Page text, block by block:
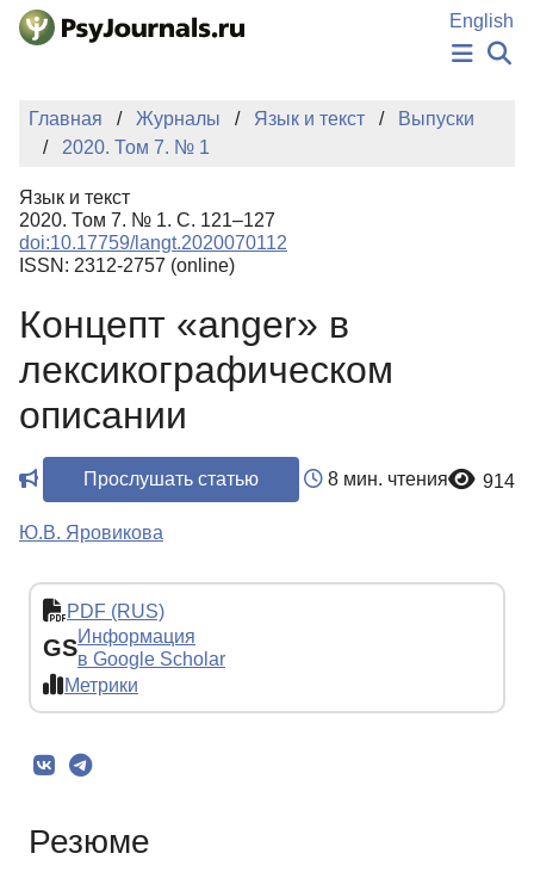
Перейти к основному содержанию
English
НОВОСТИ
БАЗА ЗНАНИЙ
КЛЮЧЕВЫЕ СЛОВА
Регистрация
Главная Журналы Язык и текст
Выпуски
2020. Том 7. № 1
Язык и текст
2020. Том 7. № 1. С. 121–127
doi:10.17759/langt.2020070112
ISSN: 2312-2757 (online)
Концепт «anger» в
лексикографическом
описании
Прослушать статью 8 мин. чтения 914
Ю.В. Яровикова
PDF (RUS)
GSИнформация
в Google Scholar
Метрики
Резюме